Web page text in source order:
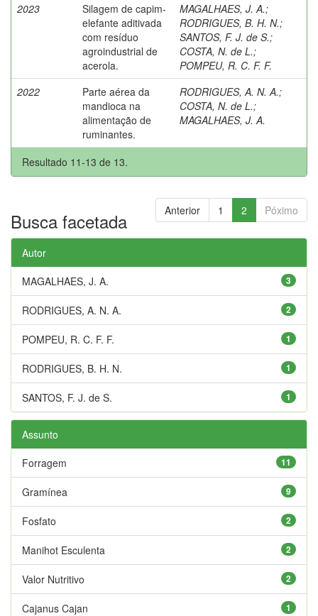
2023
Silagem de capim-
elefante aditivada
com resíduo
agroindustrial de
acerola.
MAGALHAES, J. A.;
RODRIGUES, B. H. N.;
SANTOS, F. J. de S.;
COSTA, N. de L.;
POMPEU, R. C. F. F.
2022
Parte aérea da
mandioca na
alimentação de
ruminantes.
RODRIGUES, A. N. A.;
COSTA, N. de L.;
MAGALHAES, J. A.
Resultado 11-13 de 13.
Anterior 1 2 Póximo
Busca facetada
Autor
3
MAGALHAES, J. A.
2
RODRIGUES, A. N. A.
1
POMPEU, R. C. F. F.
1
RODRIGUES, B. H. N.
1
SANTOS, F. J. de S.
Assunto
11
Forragem
9
Gramínea
2
Fosfato
2
Manihot Esculenta
2
Valor Nutritivo
1
Cajanus Cajan